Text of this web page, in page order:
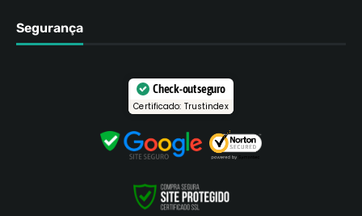
Segurança
Check-out seguro
Certificado: Trustindex